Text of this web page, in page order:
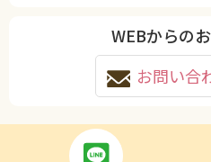
WEBからの
お問い合